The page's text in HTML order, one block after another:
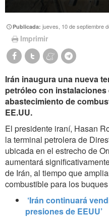
Publicada:jueves, 10 de septiembre
Imprimir
Irán inaugura una nueva
petróleo con
abastecimiento de
EE.UU.
El presidente iraní, Hasan
la terminal petrolera de
ubicada en el estrecho de
aumentará
de Irán, al tiempo que
combustible para los
‘Irán continuará
presiones de EEUU’